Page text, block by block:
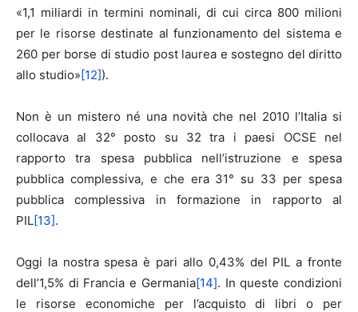
«1,1 miliardi in termini nominali, di cui circa 800 milioni
per le risorse destinate al funzionamento del sistema e
260 per borse di studio post laurea e sostegno del diritto
allo studio»[12]).
Non è un mistero né una novità che nel 2010 l’Italia si
collocava al 32° posto su 32 tra i paesi OCSE nel
rapporto tra spesa pubblica nell’istruzione e spesa
pubblica complessiva, e che era 31° su 33 per spesa
pubblica complessiva in formazione in rapporto al
PIL[13].
Oggi la nostra spesa è pari allo 0,43% del PIL a fronte
dell’1,5% di Francia e Germania[14]. In queste condizioni
le risorse economiche per l’acquisto di libri o per